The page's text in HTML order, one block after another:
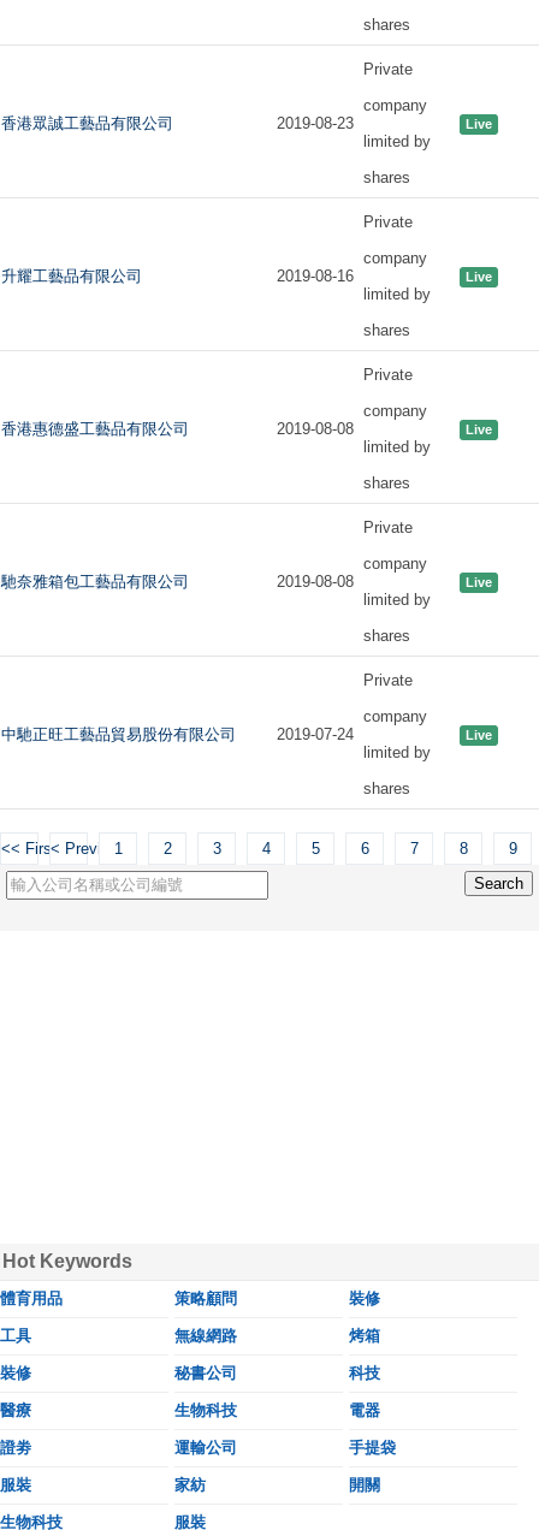
shares
香港眾誠工藝品有限公司 2019-08-23
Private
company
limited by
shares
Live
升耀工藝品有限公司 2019-08-16
Private
company
limited by
shares
Live
香港惠德盛工藝品有限公司 2019-08-08
Private
company
limited by
shares
Live
馳奈雅箱包工藝品有限公司 2019-08-08
Private
company
limited by
shares
Live
中馳正旺工藝品貿易股份有限公司 2019-07-24
Private
company
limited by
shares
Live
<< First< Previous1 2 3 4 5 6 7 8 9
Hot Keywords
體育用品 策略顧問 裝修
工具 無線網路 烤箱
裝修 秘書公司 科技
醫療 生物科技 電器
證劵 運輸公司 手提袋
服裝 家紡 開關
生物科技 服裝